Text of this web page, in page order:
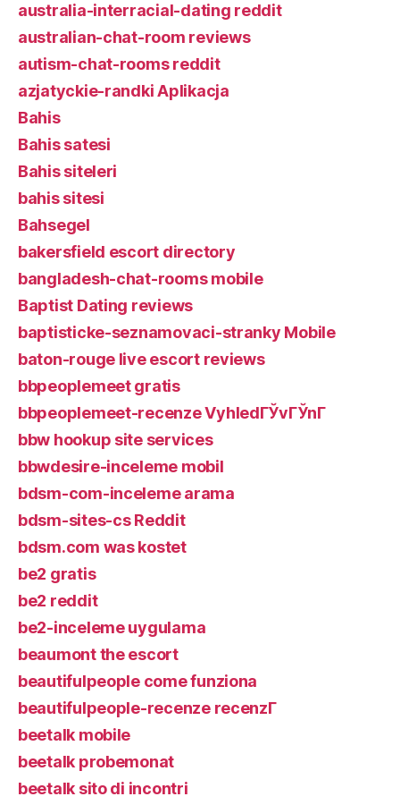
australia-interracial-dating reddit
australian-chat-room reviews
autism-chat-rooms reddit
azjatyckie-randki Aplikacja
Bahis
Bahis satesi
Bahis siteleri
bahis sitesi
Bahsegel
bakersfield escort directory
bangladesh-chat-rooms mobile
Baptist Dating reviews
baptisticke-seznamovaci-stranky Mobile
baton-rouge live escort reviews
bbpeoplemeet gratis
bbpeoplemeet-recenze VyhledГЎvГЎnГ­
bbw hookup site services
bbwdesire-inceleme mobil
bdsm-com-inceleme arama
bdsm-sites-cs Reddit
bdsm.com was kostet
be2 gratis
be2 reddit
be2-inceleme uygulama
beaumont the escort
beautifulpeople come funziona
beautifulpeople-recenze recenzГ­
beetalk mobile
beetalk probemonat
beetalk sito di incontri